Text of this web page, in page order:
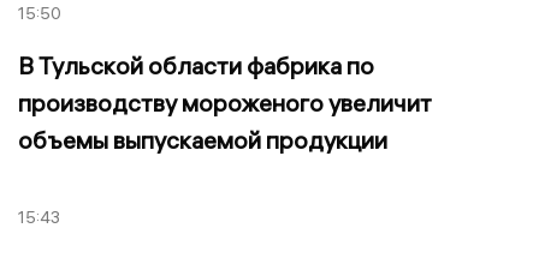
15:50
В Тульской области фабрика по
производству мороженого увеличит
объемы выпускаемой продукции
15:43